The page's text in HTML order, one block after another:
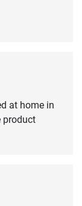
at home in
product